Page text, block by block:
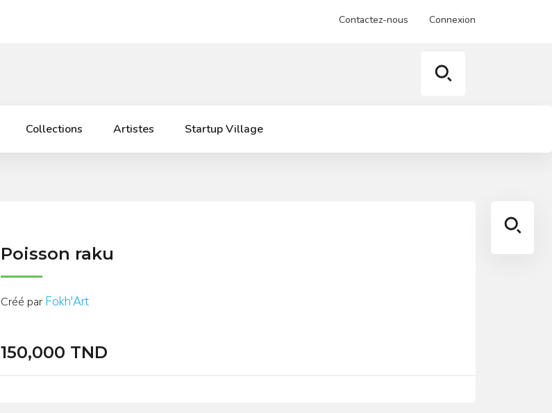
Contactez-nous Connexion
Collections Artistes Startup Village
Poisson raku
Créé par Fokh'Art
150,000 TND